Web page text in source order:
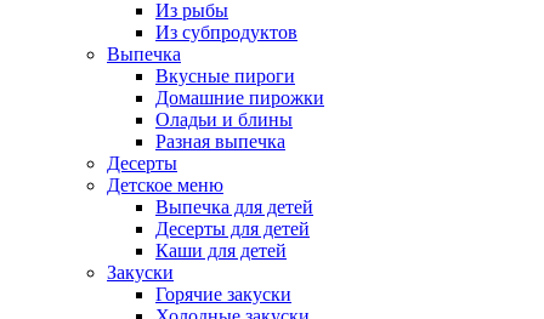
Из рыбы
Из субпродуктов
Выпечка
Вкусные пироги
Домашние пирожки
Оладьи и блины
Разная выпечка
Десерты
Детское меню
Выпечка для детей
Десерты для детей
Каши для детей
Закуски
Горячие закуски